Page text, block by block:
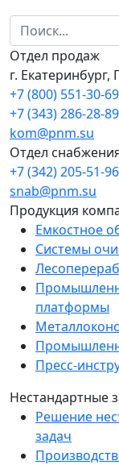
Отдел продаж
г.
+7 (800) 551-30-69
+7 (343) 286-28-89
kom@pnm.su
Отдел
+7 (342) 205-51-96
snab@pnm.su
Продукция
Емкостное
Системы
платформы
Пресс-
Нестандартные
Решение
задач